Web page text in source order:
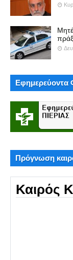
Εφημερεύοντα
Πρόγνωση
Καιρός